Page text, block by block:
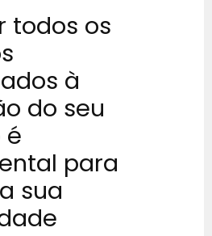
todos os
à
do seu
é
para
sua